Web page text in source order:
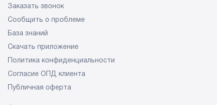
Заказать звонок
Сообщить о проблеме
База знаний
Скачать приложение
Политика конфиденциальности
Согласие ОПД клиента
Публичная оферта